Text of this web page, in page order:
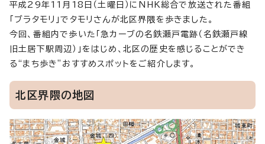
平成29年11月18日（土曜日）にNHK総合で放送された番組
「ブラタモリ」でタモリさんが北区界隈を歩きました。
今回、番組内で歩いた「急カーブの名鉄瀬戸電跡（名鉄瀬戸線
旧土居下駅周辺）」をはじめ、北区の歴史を感じることができ
る“まち歩き”おすすめスポットをご紹介します。
北区界隈の地図